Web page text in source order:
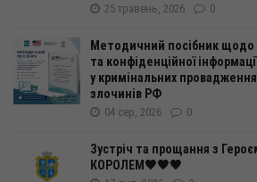
25 травень, 2026 0
Методичний посібник щодо
та конфіденційної
у кримінальних
злочинів РФ
04 сер, 2026 0
Зустріч та прощання з
КОРОЛЕМ🖤🖤🖤